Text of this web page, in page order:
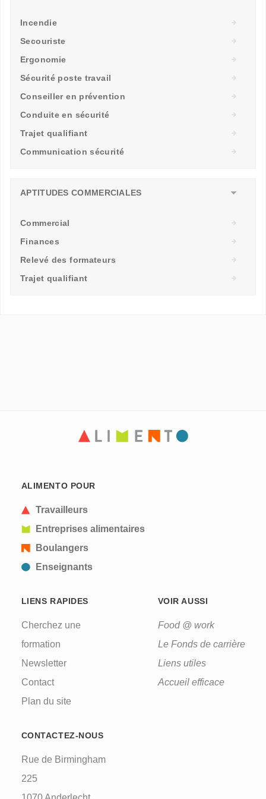
Incendie
Secouriste
Ergonomie
Sécurité poste travail
Conseiller en prévention
Conduite en sécurité
Trajet qualifiant
Communication sécurité
APTITUDES COMMERCIALES
Commercial
Finances
Relevé des formateurs
Trajet qualifiant
ALIMENTO POUR
Travailleurs
Entreprises alimentaires
Boulangers
Enseignants
LIENS RAPIDES
Cherchez une
formation
Newsletter
Contact
Plan du site
VOIR AUSSI
Food @ work
Le Fonds de carrière
Liens utiles
Accueil efficace
CONTACTEZ-NOUS
Rue de Birmingham
225